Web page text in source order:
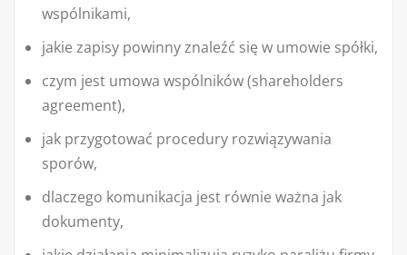
wspólnikami,
jakie zapisy powinny znaleźć się w umowie spółki,
czym jest umowa wspólników (shareholders
agreement),
jak przygotować procedury rozwiązywania
sporów,
dlaczego komunikacja jest równie ważna jak
dokumenty,